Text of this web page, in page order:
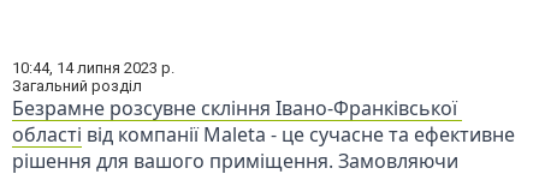
10:44, 14 липня 2023 р.
Загальний розділ
Безрамне розсувне скління Івано-Франківської
області від компанії Maleta - це сучасне та ефективне
рішення для вашого приміщення. Замовляючи